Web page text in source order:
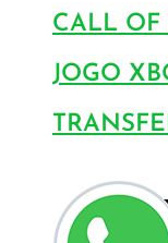
CALL OF
JOGO